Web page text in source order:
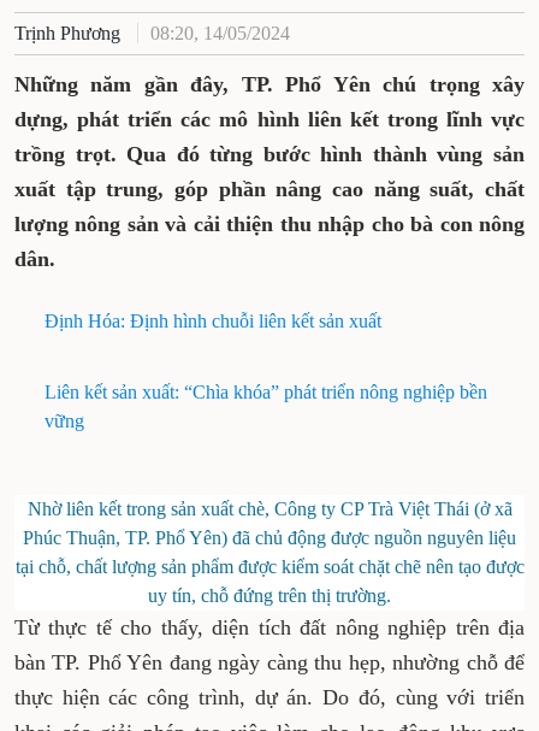
Trịnh Phương 08:20, 14/05/2024
Những năm gần đây, TP. Phổ Yên chú trọng xây
dựng, phát triển các mô hình liên kết trong lĩnh vực
trồng trọt. Qua đó từng bước hình thành vùng sản
xuất tập trung, góp phần nâng cao năng suất, chất
lượng nông sản và cải thiện thu nhập cho bà con nông
dân.
Định Hóa: Định hình chuỗi liên kết sản xuất
Liên kết sản xuất: “Chìa khóa” phát triển nông nghiệp bền
vững
Nhờ liên kết trong sản xuất chè, Công ty CP Trà Việt Thái (ở xã
Phúc Thuận, TP. Phổ Yên) đã chủ động được nguồn nguyên liệu
tại chỗ, chất lượng sản phẩm được kiểm soát chặt chẽ nên tạo được
uy tín, chỗ đứng trên thị trường.
Từ thực tế cho thấy, diện tích đất nông nghiệp trên địa
bàn TP. Phổ Yên đang ngày càng thu hẹp, nhường chỗ để
thực hiện các công trình, dự án. Do đó, cùng với triển